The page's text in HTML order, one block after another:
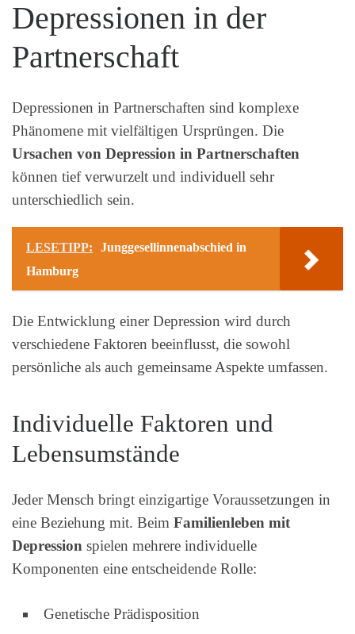
Depressionen in der
Partnerschaft
Depressionen in Partnerschaften sind komplexe
Phänomene mit vielfältigen Ursprüngen. Die
Ursachen von Depression in Partnerschaften
können tief verwurzelt und individuell sehr
unterschiedlich sein.
LESETIPP:
Junggesellinnenabschied in
Hamburg
Die Entwicklung einer Depression wird durch
verschiedene Faktoren beeinflusst, die sowohl
persönliche als auch gemeinsame Aspekte umfassen.
Individuelle Faktoren und
Lebensumstände
Jeder Mensch bringt einzigartige Voraussetzungen in
eine Beziehung mit. Beim Familienleben mit
Depression spielen mehrere individuelle
Komponenten eine entscheidende Rolle:
Genetische Prädisposition